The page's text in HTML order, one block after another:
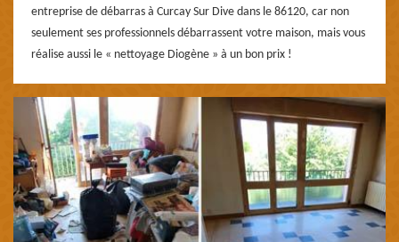
entreprise de débarras à Curcay Sur Dive dans le 86120, car non
seulement ses professionnels débarrassent votre maison, mais vous
réalise aussi le « nettoyage Diogène » à un bon prix !